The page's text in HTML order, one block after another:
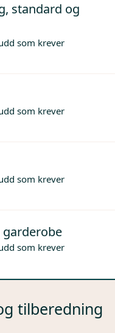
standard og
som krever
som krever
som krever
som krever
tilberedning